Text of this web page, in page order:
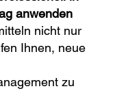
anwenden
nicht nur
Ihnen, neue
zu